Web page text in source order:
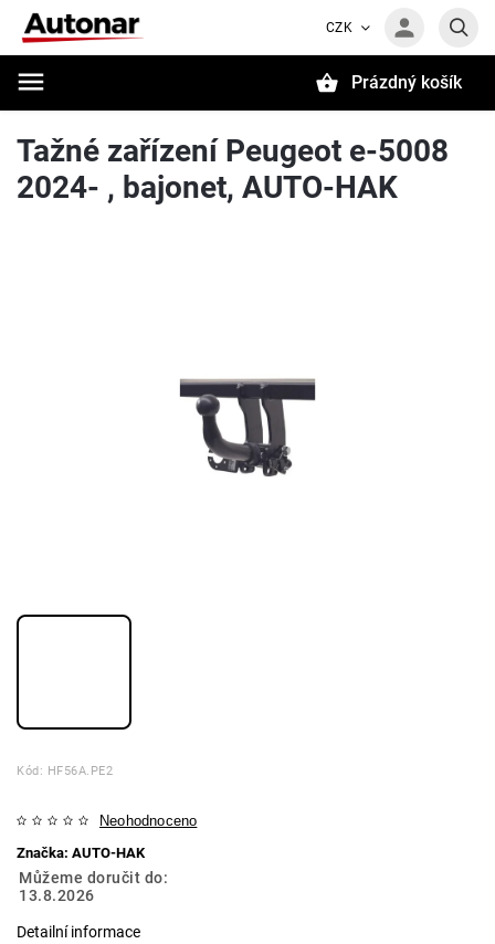
CZK
Prázdný košík
Tažné zařízení Peugeot e-5008
2024- , bajonet, AUTO-HAK
Kód: HF56A.PE2
Neohodnoceno
Značka: AUTO-HAK
Můžeme doručit do:
13.8.2026
Detailní informace